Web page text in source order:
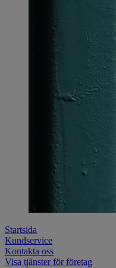
Startsida
Kundservice
Kontakta oss
Visa tjänster för företag